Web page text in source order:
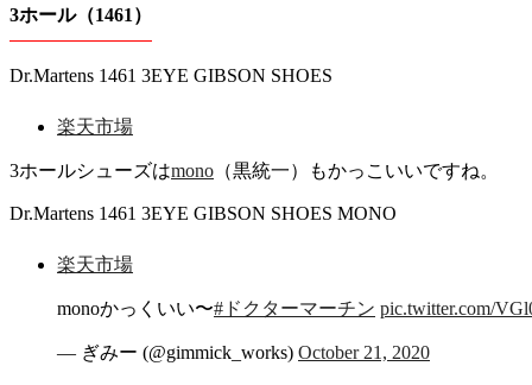
3ホール（1461）
Dr.Martens 1461 3EYE GIBSON SHOES
楽天市場
3ホールシューズはmono （黒統一）もかっこいいですね。
Dr.Martens 1461 3EYE GIBSON SHOES MONO
楽天市場
monoかっくいい〜#ドクターマーチン pic.twitter.com/
— ぎみー (@gimmick_works) October 21, 2020